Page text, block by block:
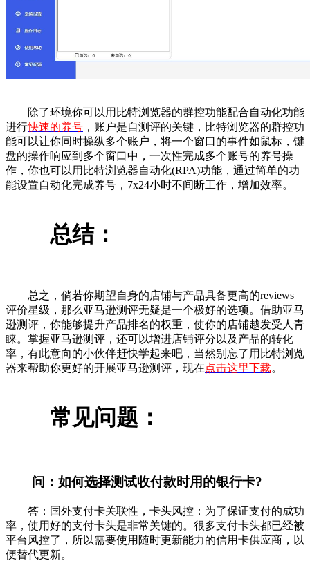
除了环境你可以用比特浏览器的群控功能配合自动化功能
进行快速的养号 ，账户是自测评的关键，比特浏览器的群控功
能可以让你同时操纵多个账户，将一个窗口的事件如鼠标，键
盘的操作响应到多个窗口中，一次性完成多个账号的养号操
作，你也可以用比特浏览器自动化(RPA)功能，通过简单的功
能设置自动化完成养号，7x24小时不间断工作，增加效率。
总结：
总之，倘若你期望自身的店铺与产品具备更高的reviews
评价星级，那么亚马逊测评无疑是一个极好的选项。借助亚马
逊测评，你能够提升产品排名的权重，使你的店铺越发受人青
睐。掌握亚马逊测评，还可以增进店铺评分以及产品的转化
率，有此意向的小伙伴赶快学起来吧，当然别忘了用比特浏览
器来帮助你更好的开展亚马逊测评，现在点击这里下载。
常见问题：
问：如何选择测试收付款时用的银行卡?
答：国外支付卡关联性，卡头风控：为了保证支付的成功
率，使用好的支付卡头是非常关键的。很多支付卡头都已经被
平台风控了，所以需要使用随时更新能力的信用卡供应商，以
便替代更新。